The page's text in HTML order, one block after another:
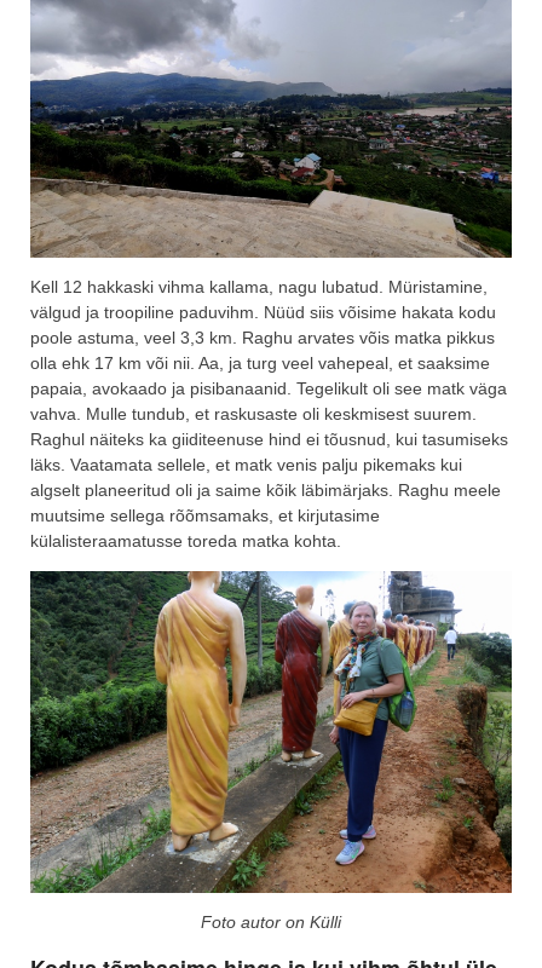
Kell 12 hakkaski vihma kallama, nagu lubatud. Müristamine,
välgud ja troopiline paduvihm. Nüüd siis võisime hakata kodu
poole astuma, veel 3,3 km. Raghu arvates võis matka pikkus
olla ehk 17 km või nii. Aa, ja turg veel vahepeal, et saaksime
papaia, avokaado ja pisibanaanid. Tegelikult oli see matk väga
vahva. Mulle tundub, et raskusaste oli keskmisest suurem.
Raghul näiteks ka giiditeenuse hind ei tõusnud, kui tasumiseks
läks. Vaatamata sellele, et matk venis palju pikemaks kui
algselt planeeritud oli ja saime kõik läbimärjaks. Raghu meele
muutsime sellega rõõmsamaks, et kirjutasime
külalisteraamatusse toreda matka kohta.
Foto autor on Külli